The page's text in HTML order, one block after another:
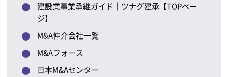
建設業事業承継ガイド｜ツナグ建承【TOPペー
ジ】
M&A仲介会社一覧
M&Aフォース
日本M&Aセンター